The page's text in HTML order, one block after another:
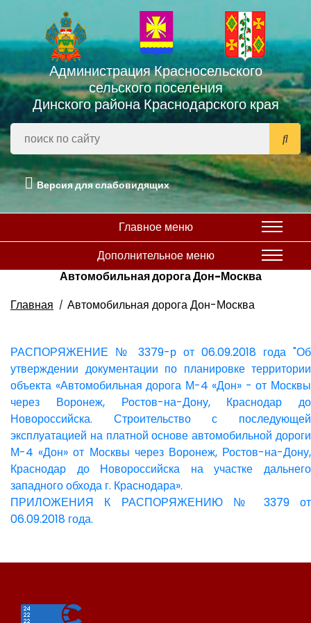
Администрация Красносельского
сельского поселения
Динского района Краснодарского края
Версия для слабовидящих
Главное меню
Дополнительное меню
Автомобильная дорога Дон-Москва
Главная
Автомобильная дорога Дон-Москва
РАСПОРЯЖЕНИЕ № 3379-р от 06.09.2018 года "Об
утверждении документации по планировке территории
объекта «Автомобильная дорога М-4 «Дон» - от Москвы
через Воронеж, Ростов-на-Дону, Краснодар до
Новороссийска. Строительство с последующей
эксплуатацией на платной основе автомобильной дороги
М-4 «Дон» от Москвы через Воронеж, Ростов-на-Дону,
Краснодар до Новороссийска на участке дальнего
западного обхода г. Краснодара».
ПРИЛОЖЕНИЯ К РАСПОРЯЖЕНИЮ № 3379 от
06.09.2018 года.